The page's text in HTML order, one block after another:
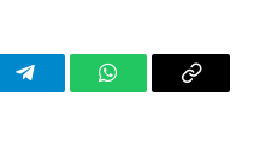
TelegramWhatsAppCopy